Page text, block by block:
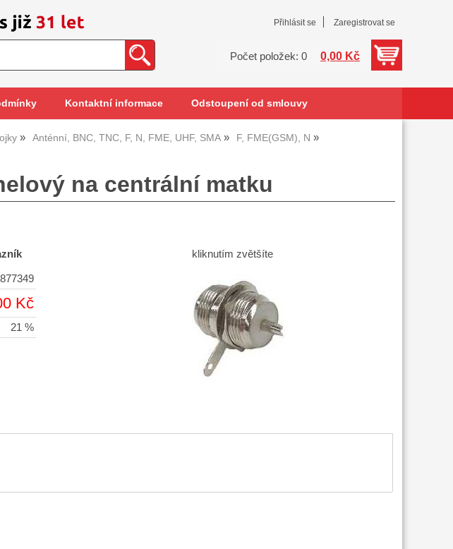
Přihlásit se Zaregistrovat se
Počet položek: 0 0,00 Kč
Kontaktní informace Odstoupení od smlouvy
Anténní, BNC, TNC, F, N, FME, UHF, SMA F, FME(GSM), N
na centrální matku
kliknutím zvětšíte
877349
Kč
21 %